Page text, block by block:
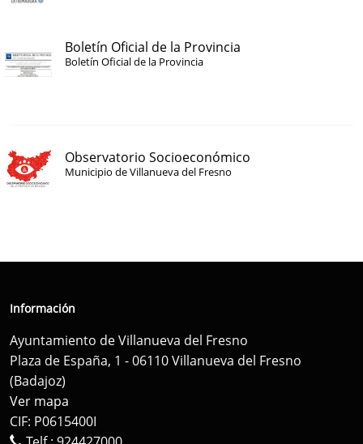
Boletín Oficial de la Provincia
Boletín Oficial de la Provincia
Observatorio Socioeconómico
Municipio de Villanueva del Fresno
Información
Ayuntamiento de Villanueva del Fresno
Plaza de España, 1 - 06110 Villanueva del Fresno
(Badajoz)
Ver mapa
CIF: P0615400I